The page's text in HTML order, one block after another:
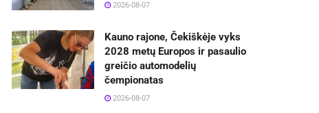
2026-08-07
Kauno rajone, Čekiškėje vyks
2028 metų Europos ir pasaulio
greičio automodelių
čempionatas
2026-08-07